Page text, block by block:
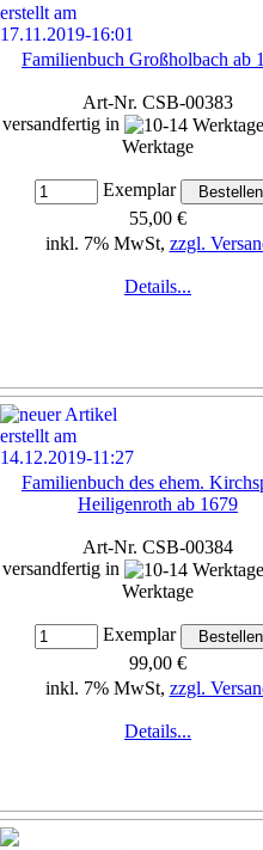
Familienbuch Großholbach ab
Art-Nr. CSB-00383
versandfertig in
Werktage
Exemplar
55,00 €
inkl. 7% MwSt, zzgl.
Details...
Familienbuch des ehem.
Heiligenroth ab 1679
Art-Nr. CSB-00384
versandfertig in
Werktage
Exemplar
99,00 €
inkl. 7% MwSt, zzgl.
Details...